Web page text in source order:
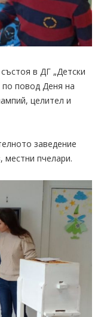
в ДГ „Детски
по повод Деня на
целител и
заведение
пчелари.